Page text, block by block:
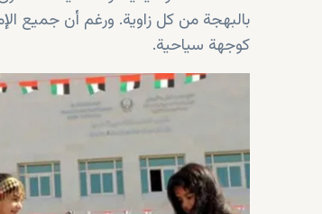
بالبهجة من كل زاوية. ورغم أن جميع
كوجهة سياحية.